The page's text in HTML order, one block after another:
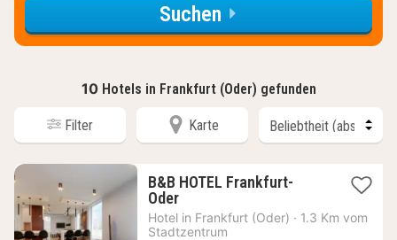
Suchen
10 Hotels in Frankfurt (Oder) gefunden
Filter Karte
B&B HOTEL Frankfurt-
Oder1
Nacht
ab
Hotel in Frankfurt (Oder) · 1.3 Km vom
Stadtzentrum